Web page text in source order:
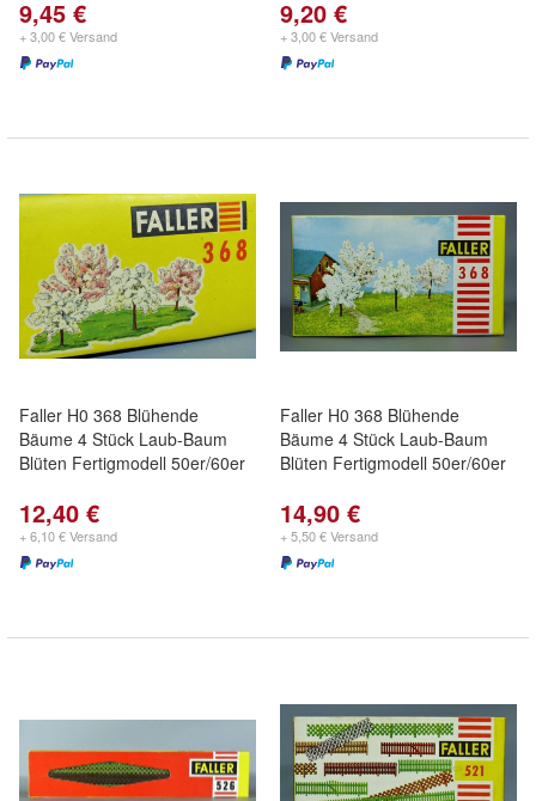
9,45 €
+ 3,00 € Versand
9,20 €
+ 3,00 € Versand
Faller H0 368 Blühende
Bäume 4 Stück Laub-Baum
Blüten Fertigmodell 50er/60er
12,40 €
+ 6,10 € Versand
Faller H0 368 Blühende
Bäume 4 Stück Laub-Baum
Blüten Fertigmodell 50er/60er
14,90 €
+ 5,50 € Versand